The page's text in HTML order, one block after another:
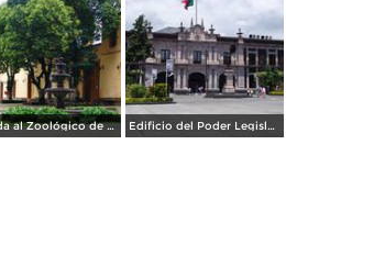
Entrada al Zoológico de Zacango Edificio del Poder Legislativo